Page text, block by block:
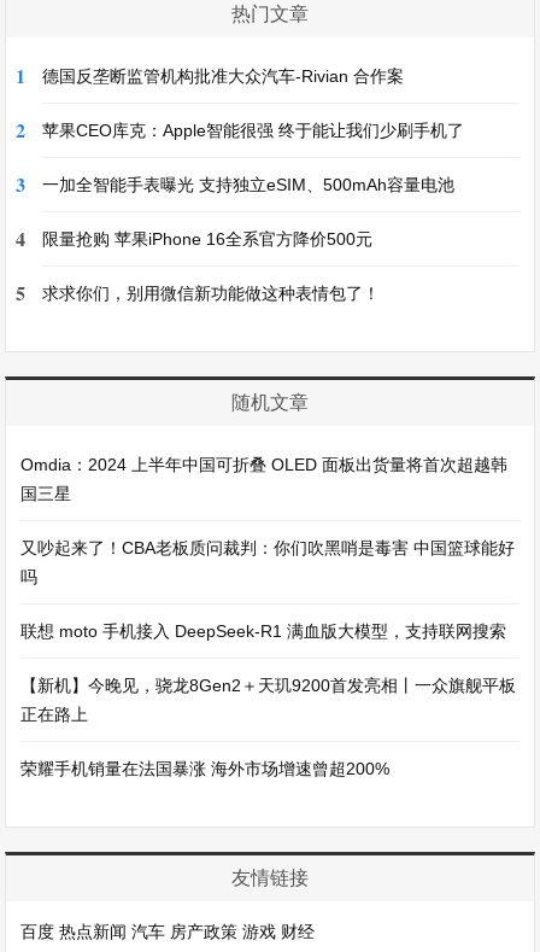
热门文章
1 德国反垄断监管机构批准大众汽车-Rivian 合作案
2 苹果CEO库克：Apple智能很强 终于能让我们少刷手机了
3 一加全智能手表曝光 支持独立eSIM、500mAh容量电池
4 限量抢购 苹果iPhone 16全系官方降价500元
5 求求你们，别用微信新功能做这种表情包了！
随机文章
Omdia：2024 上半年中国可折叠 OLED 面板出货量将首次超越韩
国三星
又吵起来了！CBA老板质问裁判：你们吹黑哨是毒害 中国篮球能好
吗
联想 moto 手机接入 DeepSeek-R1 满血版大模型，支持联网搜索
【新机】今晚见，骁龙8Gen2＋天玑9200首发亮相丨一众旗舰平板
正在路上
荣耀手机销量在法国暴涨 海外市场增速曾超200%
友情链接
百度 热点新闻 汽车 房产政策 游戏 财经